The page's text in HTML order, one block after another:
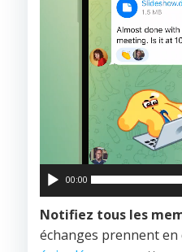
00:00
Notifiez tous les
échanges prennent en